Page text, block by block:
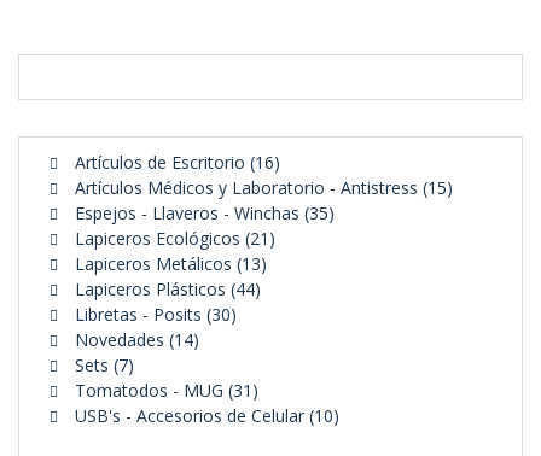
Artículos de Escritorio 1616
productos
Artículos Médicos y Laboratorio - Antistress 1515
Espejos - Llaveros - Winchas 3535
Lapiceros Ecológicos 21 21
Lapiceros Metálicos 1313
Lapiceros Plásticos 4444
Libretas - Posits 3030
Novedades 1414
Sets 77
productos
Tomatodos - MUG 31 31
productos
USB's - Accesorios de Celular 1010